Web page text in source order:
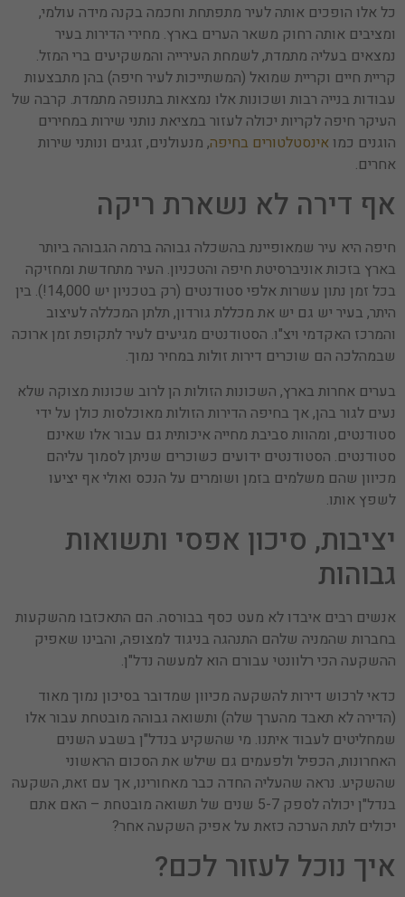
כל אלו הופכים אותה לעיר מתפתחת וחכמה בקנה מידה עולמי,
ומציבים אותה רחוק משאר הערים בארץ. מחירי הדירות בעיר
נמצאים בעליה מתמדת, לשמחת העירייה והמשקיעים ברי המזל.
קריית חיים וקריית שמואל (המשתייכות לעיר חיפה) בהן מתבצעות
עבודות בנייה רבות ושכונות אלו נמצאות בתנופה מתמדת. קרבה של
העיקר חיפה לקריות יכולה לעזור במציאת נותני שירות במחירים
הוגנים כמו אינסטלטורים בחיפה, מנעולנים, זגגים ונותני שירות
אחרים.
אף דירה לא נשארת ריקה
חיפה היא עיר שמאופיינת בהשכלה גבוהה ברמה הגבוהה ביותר
בארץ בזכות אוניברסיטת חיפה והטכניון. העיר מתחדשת ומחזיקה
בכל זמן נתון עשרות אלפי סטודנטים (רק בטכניון יש 14,000!). בין
היתר, בעיר יש גם יש את מכללת גורדון, תלתן המכללה לעיצוב
והמרכז האקדמי ויצ"ו. הסטודנטים מגיעים לעיר לתקופת זמן ארוכה
שבמהלכה הם שוכרים דירות זולות במחיר נמוך.
בערים אחרות בארץ, השכונות הזולות הן לרוב שכונות מצוקה שלא
נעים לגור בהן, אך בחיפה הדירות הזולות מאוכלסות כולן על ידי
סטודנטים, ומהוות סביבת מחייה איכותית גם עבור אלו שאינם
סטודנטים. הסטודנטים ידועים כשוכרים שניתן לסמוך עליהם
מכיוון שהם משלמים בזמן ושומרים על הנכס ואולי אף יציעו
לשפץ אותו.
יציבות, סיכון אפסי ותשואות
גבוהות
אנשים רבים איבדו לא מעט כסף בבורסה. הם התאכזבו מהשקעות
בחברות שהמניה שלהם התנהגה בניגוד למצופה, והבינו שאפיק
ההשקעה הכי רלוונטי עבורם הוא למעשה נדל"ן.
כדאי לרכוש דירות להשקעה מכיוון שמדובר בסיכון נמוך מאוד
(הדירה לא תאבד מהערך שלה) ותשואה גבוהה מובטחת עבור אלו
שמחליטים לעבוד איתנו. מי שהשקיע בנדל"ן בשבע השנים
האחרונות, הכפיל ולפעמים גם שילש את הסכום הראשוני
שהשקיע. נראה שהעליה החדה כבר מאחורינו, אך עם זאת, השקעה
בנדל"ן יכולה לספק 5-7 שנים של תשואה מובטחת – האם אתם
יכולים לתת הערכה כזאת על אפיק השקעה אחר?
איך נוכל לעזור לכם?